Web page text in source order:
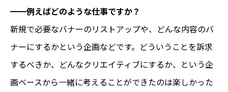
━━例えばどのような仕事ですか？
新規で必要なバナーのリストアップや、どんな内容のバ
ナーにするかという企画などです。どういうことを訴求
するべきか、どんなクリエイティブにするか、という企
画ベースから一緒に考えることができたのは楽しかった